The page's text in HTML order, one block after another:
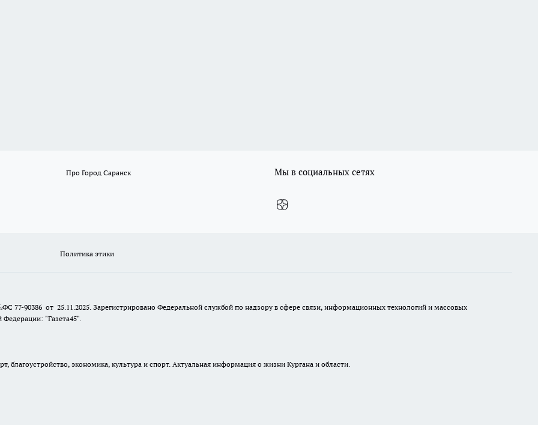
Про Город Саранск Мы в социальных сетях
Политика этики
77-90386 от 25.11.2025. Зарегистрировано Федеральной службой по надзору в сфере связи, информационных технологий и массовых
"Газета45".
экономика, культура и спорт. Актуальная информация о жизни Кургана и области.